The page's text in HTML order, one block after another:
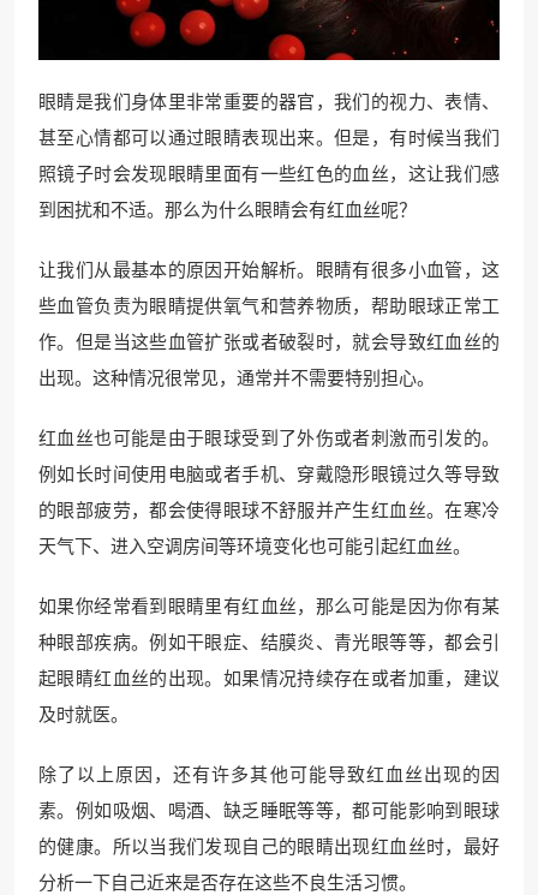
眼睛是我们身体里非常重要的器官，我们的视力、表情、
甚至心情都可以通过眼睛表现出来。但是，有时候当我们
照镜子时会发现眼睛里面有一些红色的血丝，这让我们感
到困扰和不适。那么为什么眼睛会有红血丝呢？
让我们从最基本的原因开始解析。眼睛有很多小血管，这
些血管负责为眼睛提供氧气和营养物质，帮助眼球正常工
作。但是当这些血管扩张或者破裂时，就会导致红血丝的
出现。这种情况很常见，通常并不需要特别担心。
红血丝也可能是由于眼球受到了外伤或者刺激而引发的。
例如长时间使用电脑或者手机、穿戴隐形眼镜过久等导致
的眼部疲劳，都会使得眼球不舒服并产生红血丝。在寒冷
天气下、进入空调房间等环境变化也可能引起红血丝。
如果你经常看到眼睛里有红血丝，那么可能是因为你有某
种眼部疾病。例如干眼症、结膜炎、青光眼等等，都会引
起眼睛红血丝的出现。如果情况持续存在或者加重，建议
及时就医。
除了以上原因，还有许多其他可能导致红血丝出现的因
素。例如吸烟、喝酒、缺乏睡眠等等，都可能影响到眼球
的健康。所以当我们发现自己的眼睛出现红血丝时，最好
分析一下自己近来是否存在这些不良生活习惯。